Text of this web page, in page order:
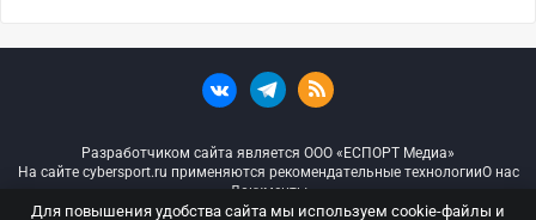
Разработчиком сайта является ООО «ЕСПОРТ Медиа»
На сайте cybersport.ru применяются рекомендательные технологииО нас
Документы
Для повышения удобства сайта мы используем cookie-файлы и